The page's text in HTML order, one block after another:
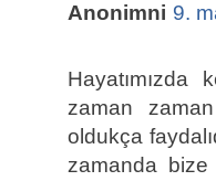
Anonimni 9.
zaman
oldukça
zamanda bize